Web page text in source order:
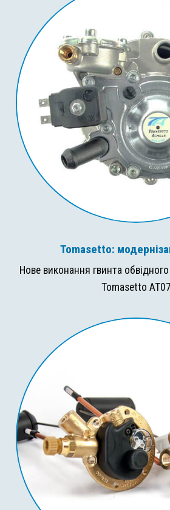
Tomasetto:
Нове виконання гвинта
Tomasetto AT07